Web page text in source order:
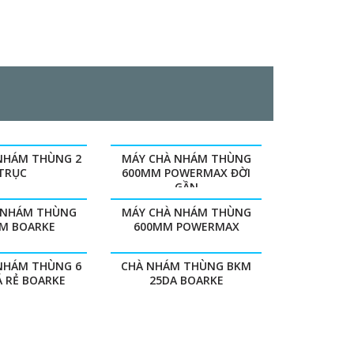
THÙNG 2
MÁY CHÀ NHÁM THÙNG
600MM POWERMAX ĐỜI
GẦN
THÙNG
BOARKE
MÁY CHÀ NHÁM THÙNG
600MM POWERMAX
THÙNG 6
RẺ BOARKE
CHÀ NHÁM THÙNG BKM
25DA BOARKE